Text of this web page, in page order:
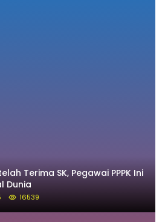
Terima SK, Pegawai PPPK Ini
Dunia
16539